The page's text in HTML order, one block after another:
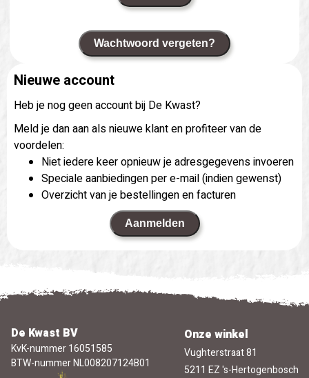
Wachtwoord vergeten?
Nieuwe account
Heb je nog geen account bij De Kwast?
Meld je dan aan als nieuwe klant en profiteer van de
voordelen:
Niet iedere keer opnieuw je adresgegevens invoeren
Speciale aanbiedingen per e-mail (indien gewenst)
Overzicht van je bestellingen en facturen
Aanmelden
De Kwast BV
KvK-nummer 16051585
BTW-nummer NL008207124B01
Onze winkel
Vughterstraat 81
5211 EZ 's-Hertogenbosch